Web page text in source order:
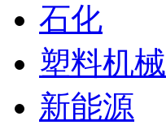
石化
塑料机械
新能源